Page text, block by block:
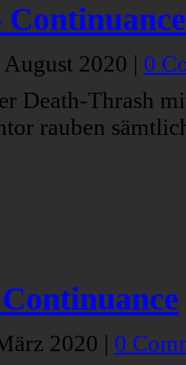
August 2020 | 0
Death-Thrash
rauben
2020 | 0